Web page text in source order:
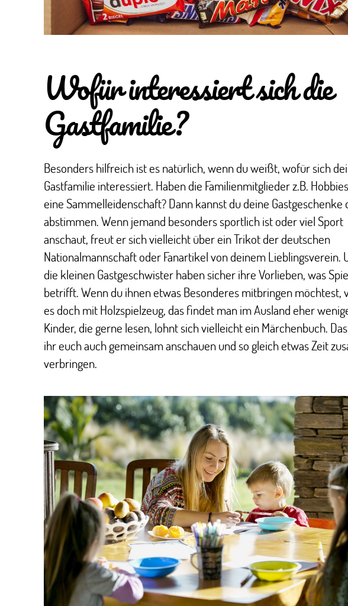
Wofür interessiert sich die
Gastfamilie?
Besonders hilfreich ist es natürlich, wenn du weißt, wofür sich
Gastfamilie interessiert. Haben die Familienmitglieder z.B.
eine Sammelleidenschaft? Dann kannst du deine Gastgeschenke
abstimmen. Wenn jemand besonders sportlich ist oder viel Sport
anschaut, freut er sich vielleicht über ein Trikot der deutschen
Nationalmannschaft oder Fanartikel von deinem Lieblingsverein.
die kleinen Gastgeschwister haben sicher ihre Vorlieben, was
betrifft. Wenn du ihnen etwas Besonderes mitbringen möchtest,
es doch mit Holzspielzeug, das findet man im Ausland eher
Kinder, die gerne lesen, lohnt sich vielleicht ein Märchenbuch.
ihr euch auch gemeinsam anschauen und so gleich etwas Zeit
verbringen.